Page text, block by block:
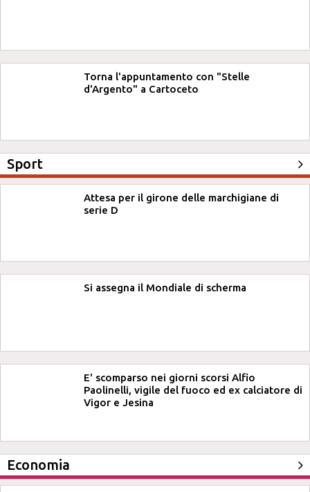
Torna l'appuntamento con "Stelle
d'Argento" a Cartoceto
Sport
Attesa per il girone delle marchigiane di
serie D
Si assegna il Mondiale di scherma
E' scomparso nei giorni scorsi Alfio
Paolinelli, vigile del fuoco ed ex calciatore di
Vigor e Jesina
Economia